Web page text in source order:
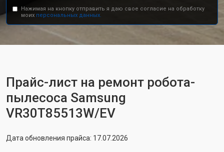
Нажимая на кнопку отправить я даю свое согласие на обработку
моих персональных данных.
Прайс-лист на ремонт робота-
пылесоса Samsung
VR30T85513W/EV
Дата обновления прайса: 17.07.2026